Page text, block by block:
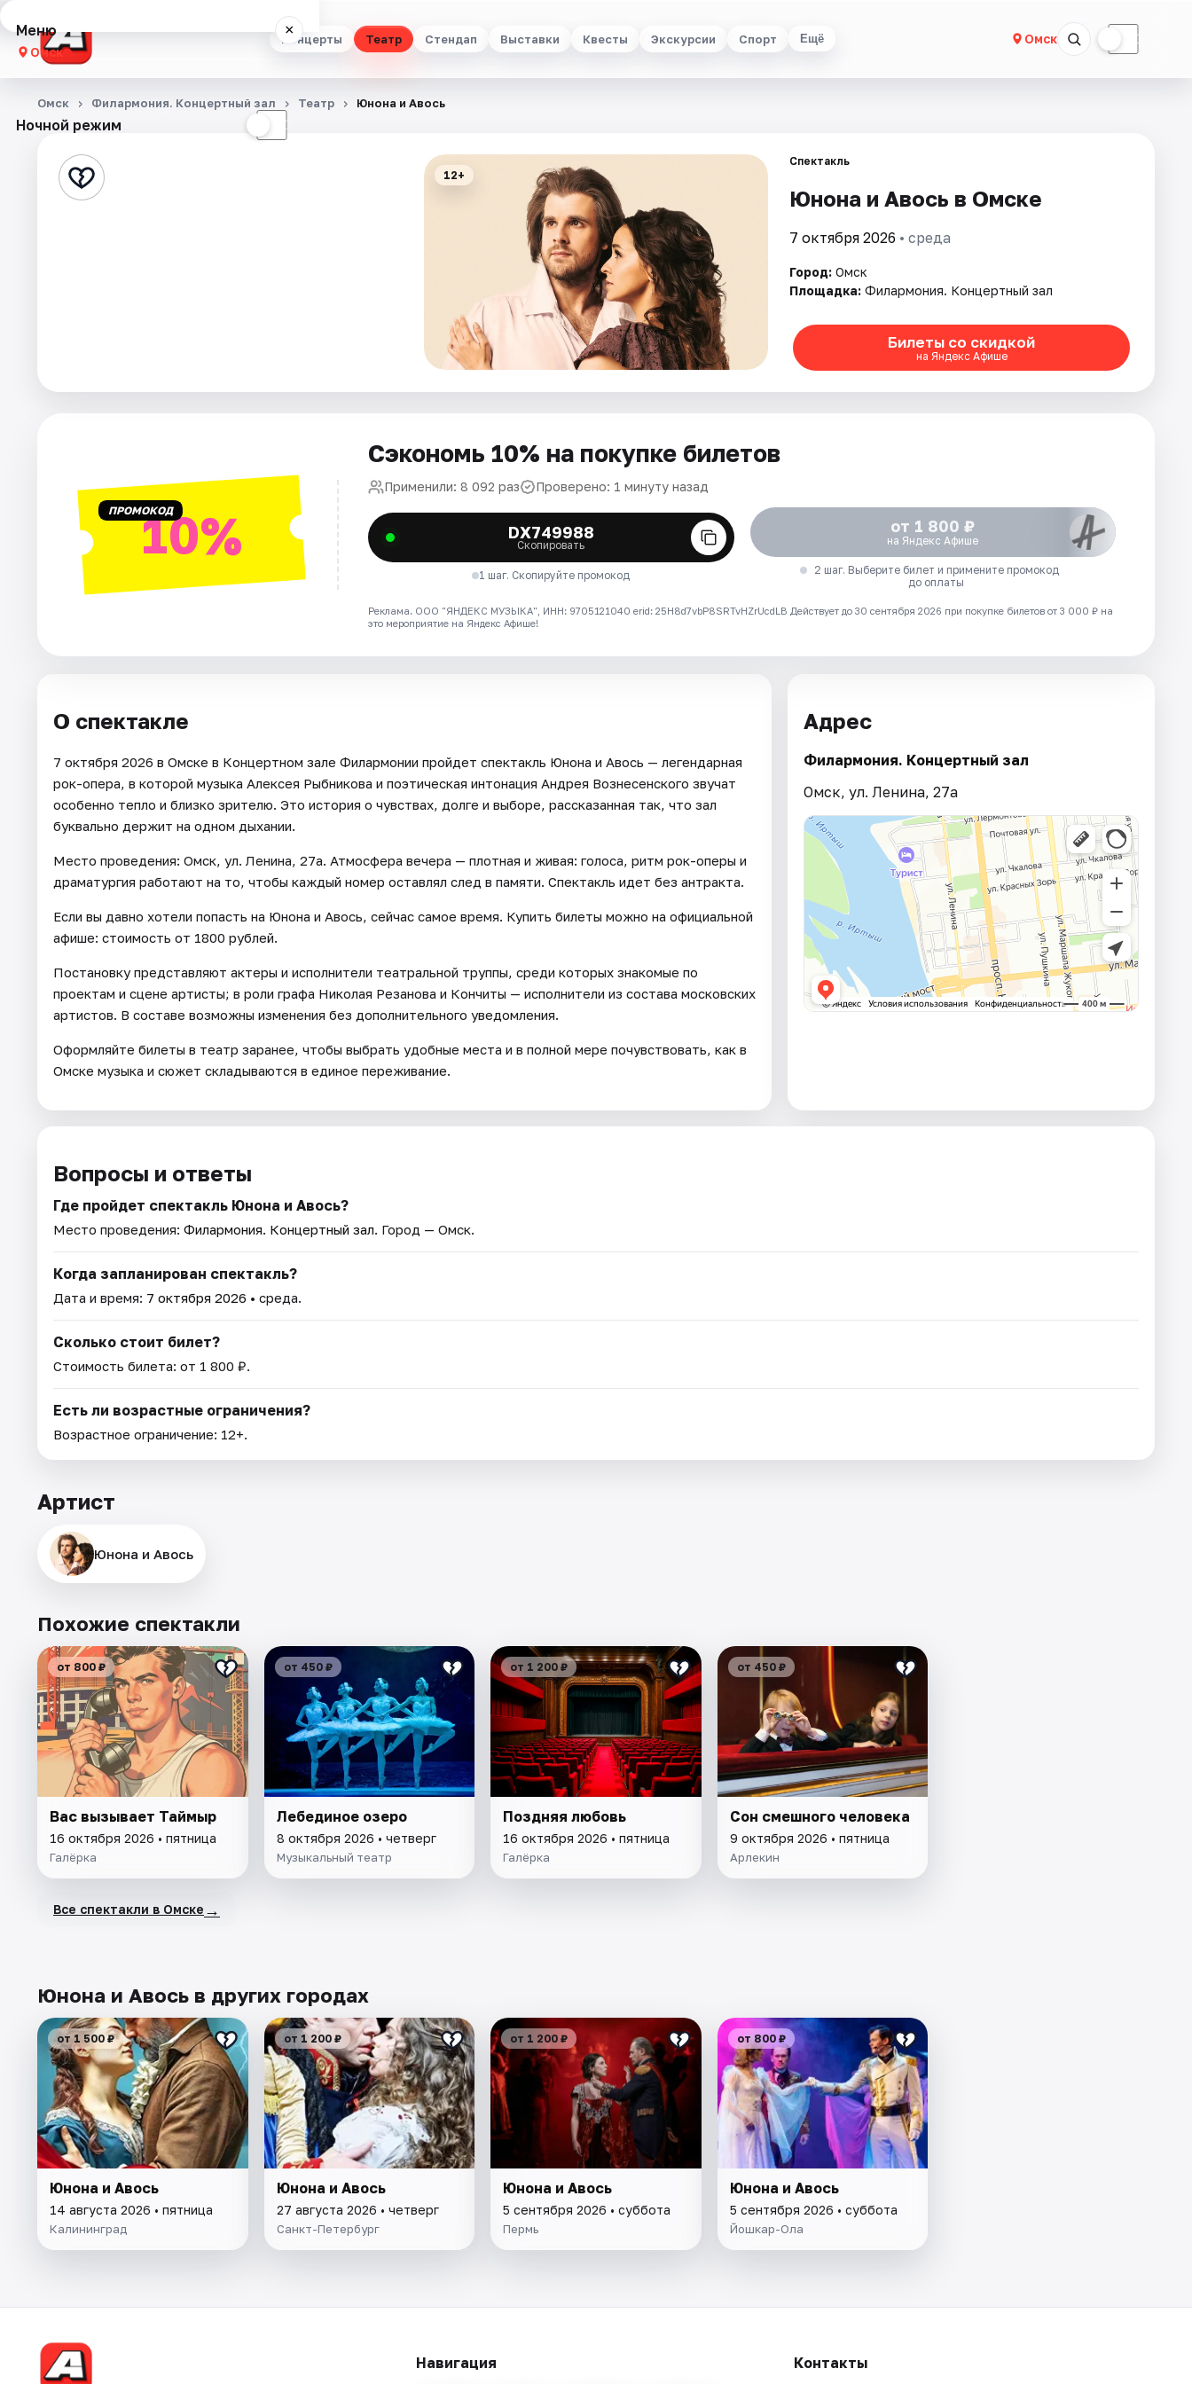
Концерты Театр Стендап Выставки Квесты Экскурсии Спорт Ещё Омск ☾
Меню ×
Омск
Концерты
Стендап
Площадки
Артисты
Рейтинги
Ночной режим ☾
Омск Филармония. Концертный зал Театр Юнона и Авось
12+
Спектакль
Юнона и Авось в Омске
7 октября 2026 • среда
Город: Омск
Площадка: Филармония. Концертный зал
Билеты со скидкой
на Яндекс Афише
ПРОМОКОД10%
Сэкономь 10% на покупке билетов
Применили: 8 092 раз Проверено: 1 минуту назад
DX749988
Скопировать
1 шаг. Скопируйте промокод
от 1 800 ₽
на Яндекс Афише
2 шаг. Выберите билет и примените промокод
до оплаты
Реклама. ООО "ЯНДЕКС МУЗЫКА", ИНН: 9705121040 erid: 25H8d7vbP8SRTvHZrUcdLB Действует до 30 сентября 2026 при покупке билетов от 3 000 ₽ на
это мероприятие на Яндекс Афише!
О спектакле
7 октября 2026 в Омске в Концертном зале Филармонии пройдет спектакль Юнона и Авось — легендарная
рок-опера, в которой музыка Алексея Рыбникова и поэтическая интонация Андрея Вознесенского звучат
особенно тепло и близко зрителю. Это история о чувствах, долге и выборе, рассказанная так, что зал
буквально держит на одном дыхании.
Место проведения: Омск, ул. Ленина, 27а. Атмосфера вечера — плотная и живая: голоса, ритм рок-оперы и
драматургия работают на то, чтобы каждый номер оставлял след в памяти. Спектакль идет без антракта.
Если вы давно хотели попасть на Юнона и Авось, сейчас самое время. Купить билеты можно на официальной
афише: стоимость от 1800 рублей.
Постановку представляют актеры и исполнители театральной труппы, среди которых знакомые по
проектам и сцене артисты; в роли графа Николая Резанова и Кончиты — исполнители из состава московских
артистов. В составе возможны изменения без дополнительного уведомления.
Оформляйте билеты в театр заранее, чтобы выбрать удобные места и в полной мере почувствовать, как в
Омске музыка и сюжет складываются в единое переживание.
Адрес
Филармония. Концертный зал
Омск, ул. Ленина, 27а
Вопросы и ответы
Где пройдет спектакль Юнона и Авось?
Место проведения: Филармония. Концертный зал. Город — Омск.
Когда запланирован спектакль?
Дата и время: 7 октября 2026 • среда.
Сколько стоит билет?
Стоимость билета: от 1 800 ₽.
Есть ли возрастные ограничения?
Возрастное ограничение: 12+.
Артист
Юнона и Авось
Похожие спектакли
от 800 ₽
Вас вызывает Таймыр
16 октября 2026 • пятница
Галёрка
от 450 ₽
Лебединое озеро
8 октября 2026 • четверг
Музыкальный театр
от 1 200 ₽
Поздняя любовь
16 октября 2026 • пятница
Галёрка
от 450 ₽
Сон смешного человека
9 октября 2026 • пятница
Арлекин
Все спектакли в Омске →
Юнона и Авось в других городах
от 1 500 ₽
Юнона и Авось
14 августа 2026 • пятница
Калининград
от 1 200 ₽
Юнона и Авось
27 августа 2026 • четверг
Санкт-Петербург
от 1 200 ₽
Юнона и Авось
5 сентября 2026 • суббота
Пермь
от 800 ₽
Юнона и Авось
5 сентября 2026 • суббота
Йошкар-Ола
Навигация Контакты